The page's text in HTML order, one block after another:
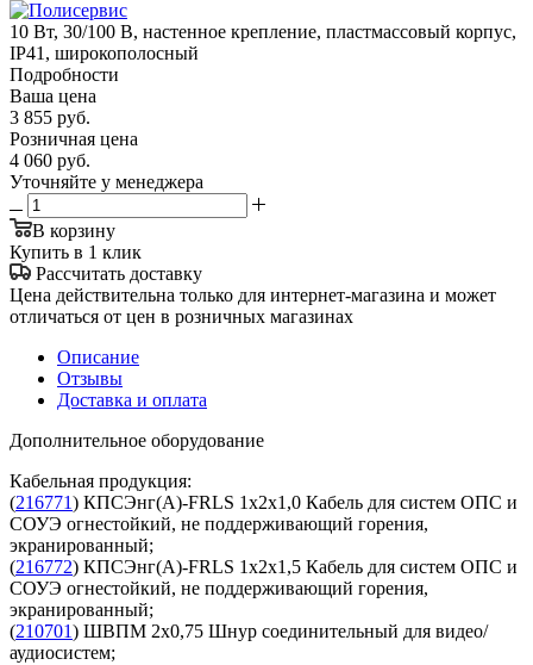
10 Вт, 30/100 В, настенное крепление, пластмассовый корпус,
IP41, широкополосный
Подробности
Ваша цена
3 855 руб.
Розничная цена
4 060 руб.
Уточняйте у менеджера
В корзину
Купить в 1 клик
Рассчитать доставку
Цена действительна только для интернет-магазина и может
отличаться от цен в розничных магазинах
Описание
Отзывы
Доставка и оплата
Дополнительное оборудование
Кабельная продукция:
(216771) КПСЭнг(А)-FRLS 1х2х1,0 Кабель для систем ОПС и
СОУЭ огнестойкий, не поддерживающий горения,
экранированный;
(216772) КПСЭнг(А)-FRLS 1х2х1,5 Кабель для систем ОПС и
СОУЭ огнестойкий, не поддерживающий горения,
экранированный;
(210701) ШВПМ 2х0,75 Шнур соединительный для видео/
аудиосистем;